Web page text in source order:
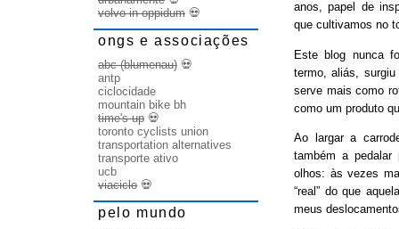
anos, papel de
que cultivamos no
Este blog nunca
termo, aliás,
serve mais como
como um produto
Ao largar a
também a pedalar
olhos: às vezes
“real” do que
meus
volvo in oppidum 💀
ongs e associações
abc (blumenau) 💀
antp
ciclocidade
mountain bike bh
time's up 💀
toronto cyclists union
transportation alternatives
transporte ativo
ucb
viaciclo 💀
pelo mundo